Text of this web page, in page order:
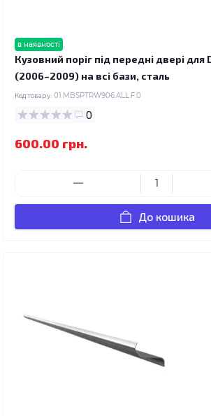
в наявності
Кузовний поріг під передні двері
(2006–2009) на всі бази, сталь
Код товару: 01.MBSPTRW906.ALL.F.0
0
600.00 грн.
До кошика